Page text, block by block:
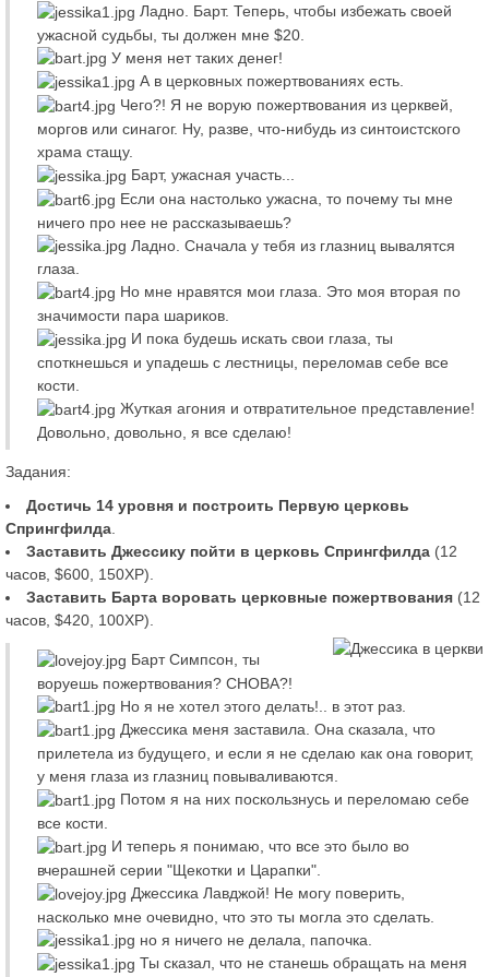
Ладно. Барт. Теперь, чтобы избежать своей
ужасной судьбы, ты должен мне $20.
У меня нет таких денег!
А в церковных пожертвованиях есть.
Чего?! Я не ворую пожертвования из церквей,
моргов или синагог. Ну, разве, что-нибудь из синтоистского
храма стащу.
Барт, ужасная участь...
Если она настолько ужасна, то почему ты мне
ничего про нее не рассказываешь?
Ладно. Сначала у тебя из глазниц вывалятся
глаза.
Но мне нравятся мои глаза. Это моя вторая по
значимости пара шариков.
И пока будешь искать свои глаза, ты
споткнешься и упадешь с лестницы, переломав себе все
кости.
Жуткая агония и отвратительное представление!
Довольно, довольно, я все сделаю!
Задания:
Достичь 14 уровня и построить Первую церковь
Спрингфилда
Заставить Джессику пойти в церковь Спрингфилда (12
часов, $600, 150XP).
Заставить Барта воровать церковные пожертвования (12
часов, $420, 100XP).
Барт Симпсон, ты
воруешь пожертвования? СНОВА?!
Но я не хотел этого делать!.. в этот раз.
Джессика меня заставила. Она сказала, что
прилетела из будущего, и если я не сделаю как она говорит,
у меня глаза из глазниц повываливаются.
Потом я на них поскользнусь и переломаю себе
все кости.
И теперь я понимаю, что все это было во
вчерашней серии "Щекотки и Царапки".
Джессика Лавджой! Не могу поверить,
насколько мне очевидно, что это ты могла это сделать.
но я ничего не делала, папочка.
Ты сказал, что не станешь обращать на меня